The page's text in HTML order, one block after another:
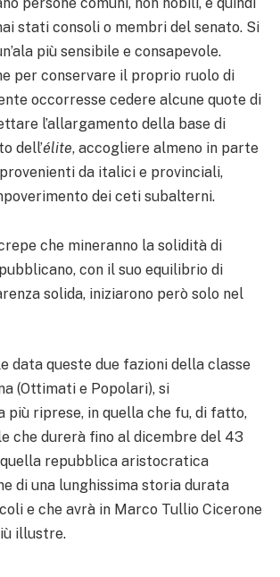
stati consoli o membri del senato. Si
più sensibile e consapevole.
per conservare il proprio ruolo di
occorresse cedere alcune quote di
l’allargamento della base di
dell’élite, accogliere almeno in parte
da italici e provinciali,
dei ceti subalterni.
che mineranno la solidità di
con il suo equilibrio di
solida, iniziarono però solo nel
data queste due fazioni della classe
(Ottimati e Popolari), si
più riprese, in quella che fu, di fatto,
che durerà fino al dicembre del 43
quella repubblica aristocratica
di una lunghissima storia durata
e che avrà in Marco Tullio Cicerone
illustre.